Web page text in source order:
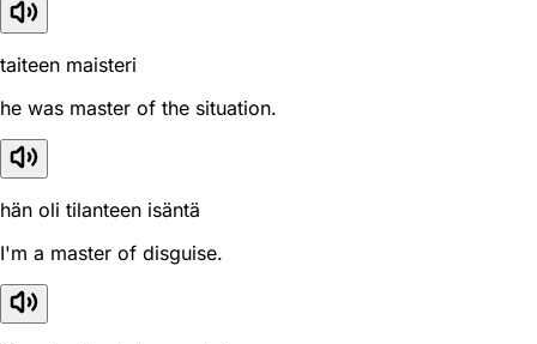
taiteen maisteri
he was master of the situation.
hän oli tilanteen isäntä
I'm a master of disguise.